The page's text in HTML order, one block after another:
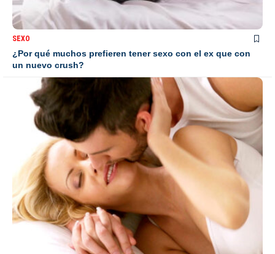
SEXO
¿Por qué muchos prefieren tener sexo con el ex que con
un nuevo crush?